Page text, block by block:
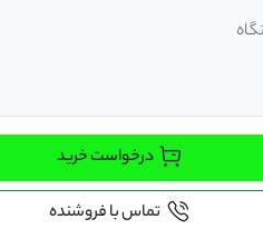
درخواست خرید
تماس با فروشنده